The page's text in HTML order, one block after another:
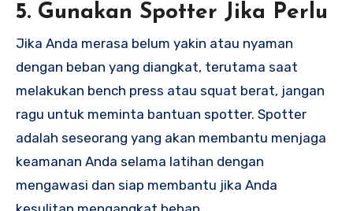
5. Gunakan Spotter Jika Perlu
Jika Anda merasa belum yakin atau nyaman
dengan beban yang diangkat, terutama saat
melakukan bench press atau squat berat, jangan
ragu untuk meminta bantuan spotter. Spotter
adalah seseorang yang akan membantu menjaga
keamanan Anda selama latihan dengan
mengawasi dan siap membantu jika Anda